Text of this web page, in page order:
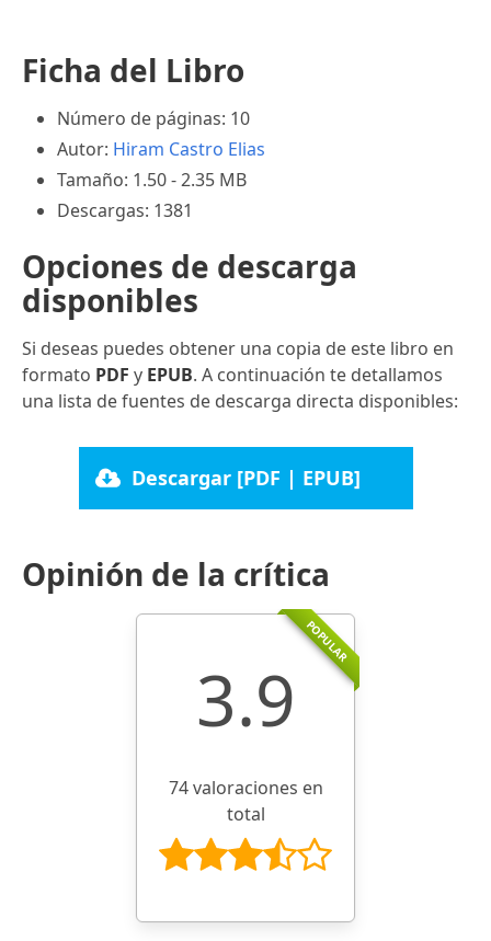
Ficha del Libro
Número de páginas: 10
Autor: Hiram Castro Elias
Tamaño: 1.50 - 2.35 MB
Descargas: 1381
Opciones de descarga
disponibles
Si deseas puedes obtener una copia de este libro en
formato PDF y EPUB. A continuación te detallamos
una lista de fuentes de descarga directa disponibles:
Descargar [PDF | EPUB]
Opinión de la crítica
POPULAR
3.9
74 valoraciones en
total